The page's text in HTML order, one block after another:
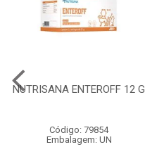
NUTRISANA ENTEROFF 12 G
Código: 79854
Embalagem: UN